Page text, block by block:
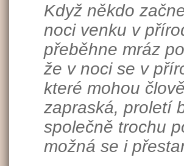
Když někdo
noci venku v
přeběhne mráz
že v noci se v
které mohou
zapraská, proletí
společně trochu
možná se i